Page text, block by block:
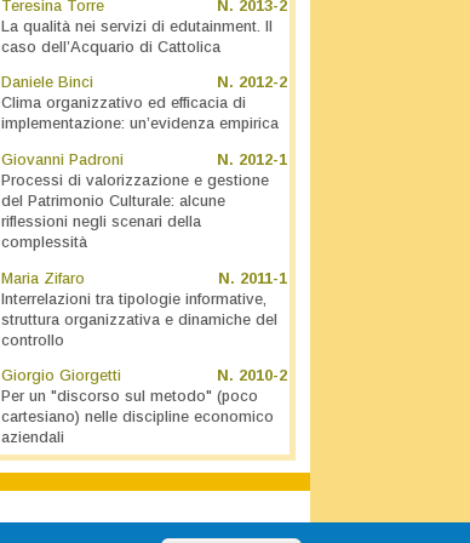
N. 2013-2
Teresina Torre
La qualità nei servizi di edutainment. Il
caso dell’Acquario di Cattolica
N. 2012-2
Daniele Binci
Clima organizzativo ed efficacia di
implementazione: un’evidenza empirica
N. 2012-1
Giovanni Padroni
Processi di valorizzazione e gestione
del Patrimonio Culturale: alcune
riflessioni negli scenari della
complessità
N. 2011-1
Maria Zifaro
Interrelazioni tra tipologie informative,
struttura organizzativa e dinamiche del
controllo
N. 2010-2
Giorgio Giorgetti
Per un "discorso sul metodo" (poco
cartesiano) nelle discipline economico
aziendali